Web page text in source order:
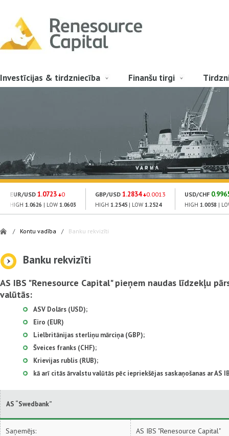
Investīcijas & tirdzniecība Finanšu tirgi
EUR/USD 1.0723 0
HIGH 1.0626 | LOW 1.0603
GBP/USD 1.2834 0.0013
HIGH 1.2545 | LOW 1.2524
USD/CHF
HIGH 1.0058 |
/ Kontu vadība / Banku rekvizīti
Banku rekvizīti
AS IBS "Renesource Capital" pieņem naudas līdzekļu
valūtās:
ASV Dolārs (USD);
Еiro (EUR)
Lielbritānijas sterliņu mārciņa (GBP);
Šveices franks (CHF);
Krievijas rublis (RUB);
kā arī citās ārvalstu valūtās pēc iepriekšējas saskaņošanas ar AS
AS “Swedbank”
Saņemējs: AS IBS "Renesource Capital"